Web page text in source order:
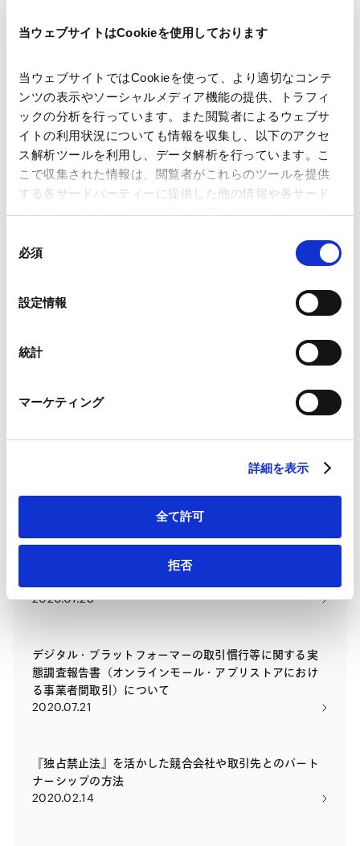
当ウェブサイトはCookieを使用しております
当ウェブサイトではCookieを使って、より適切なコンテ
ンツの表示やソーシャルメディア機能の提供、トラフィ
ックの分析を行っています。また閲覧者によるウェブサ
イトの利用状況についても情報を収集し、以下のアクセ
ス解析ツールを利用し、データ解析を行っています。こ
こで収集された情報は、閲覧者がこれらのツールを提供
する各サードパーティーに提供した他の情報や各サード
パーティーのサービスを使用した際に収集された情報と
ことがあります。
Google Analytics利用規約（
Marketo
外部サイト）
LinkedIn プライバシーポリシー（
HubSpot プライバシーポリシー（外部サイト）
必須
設定情報
統計
マーケティング
詳細を表示
全て許可
拒否
競争法コンプライアンス
競争法（独禁法・下請法・景表法）の基礎知識と実務上
の留意点
2023.11.08
景品表示法の基礎と実務上の留意点
2022.09.29
改正独占禁止法の基礎とコンプライアンスの留意点
2021.02.12
2020.07.28
デジタル・プラットフォーマーの取引慣行等に関する実
態調査報告書（オンラインモール・アプリストアにおけ
る事業者間取引）について
2020.07.21
『独占禁止法』を活かした競合会社や取引先とのパート
ナーシップの方法
2020.02.14